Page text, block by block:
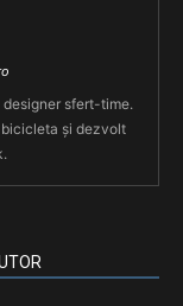
sfert-time.
și dezvolt